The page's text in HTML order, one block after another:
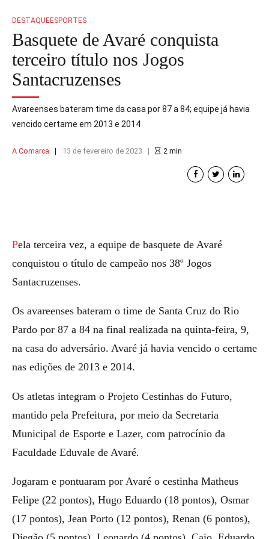
DESTAQUEESPORTES
Basquete de Avaré conquista
terceiro título nos Jogos
Santacruzenses
Avareenses bateram time da casa por 87 a 84; equipe já havia
vencido certame em 2013 e 2014
A Comarca 13 de fevereiro de 2023 2 min
Pela terceira vez, a equipe de basquete de Avaré
conquistou o título de campeão nos 38º Jogos
Santacruzenses.
Os avareenses bateram o time de Santa Cruz do Rio
Pardo por 87 a 84 na final realizada na quinta-feira, 9,
na casa do adversário. Avaré já havia vencido o certame
nas edições de 2013 e 2014.
Os atletas integram o Projeto Cestinhas do Futuro,
mantido pela Prefeitura, por meio da Secretaria
Municipal de Esporte e Lazer, com patrocínio da
Faculdade Eduvale de Avaré.
Jogaram e pontuaram por Avaré o cestinha Matheus
Felipe (22 pontos), Hugo Eduardo (18 pontos), Osmar
(17 pontos), Jean Porto (12 pontos), Renan (6 pontos),